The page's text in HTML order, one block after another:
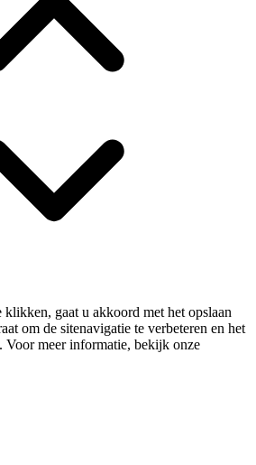
gaat u akkoord met het opslaan
om de sitenavigatie te verbeteren en het
Voor meer informatie, bekijk onze